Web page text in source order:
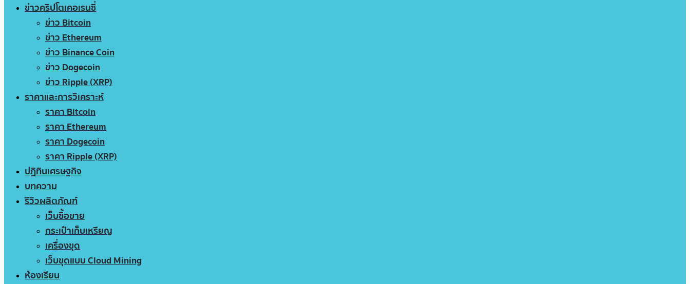
ข่าวคริปโตเคอเรนซี่
ข่าว Bitcoin
ข่าว Ethereum
ข่าว Binance Coin
ข่าว Dogecoin
ข่าว Ripple (XRP)
ราคาและการวิเคราะห์
ราคา Bitcoin
ราคา Ethereum
ราคา Dogecoin
ราคา Ripple (XRP)
ปฏิทินเศรษฐกิจ
บทความ
รีวิวผลิตภัณฑ์
เว็บซื้อขาย
กระเป๋าเก็บเหรียญ
เครื่องขุด
เว็บขุดแบบ Cloud Mining
ห้องเรียน